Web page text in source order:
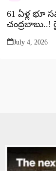
61 ఏళ్ల భూ
చంద్రబాబు..!
July 4, 2026